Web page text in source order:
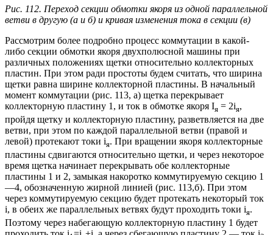
Рис. 112. Переход секции обмотки якоря из одной параллельной
ветви в другую (а и б) и кривая изменения тока в секции (в)
Рассмотрим более подробно процесс коммутации в какой-
либо секции обмотки якоря двухполюсной машины при
различных положениях щетки относительно коллекторных
пластин. При этом ради простоты будем считать, что ширина
щетки равна ширине коллекторной пластины. В начальный
момент коммутации (рис. 113, а) щетка перекрывает
коллекторную пластину 1, и ток в обмотке якоря Iя = 2iя,
пройдя щетку и коллекторную пластину, разветвляется на две
ветви, при этом по каждой параллельной ветви (правой и
левой) протекают токи iя. При вращении якоря коллекторные
пластины сдвигаются относительно щетки, и через некоторое
время щетка начинает перекрывать обе коллекторные
пластины 1 и 2, замыкая накоротко коммутируемую секцию 1
—4, обозначенную жирной линией (рис. 113,б). При этом
через коммутируемую секцию будет протекать некоторый ток
i, в обеих же параллельных ветвях будут проходить токи iя.
Поэтому через набегающую коллекторную пластину 1 будет